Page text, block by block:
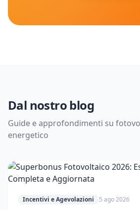
Dal nostro blog
Guide e approfondimenti su
energetico
Incentivi e Agevolazioni 5 ago 2026